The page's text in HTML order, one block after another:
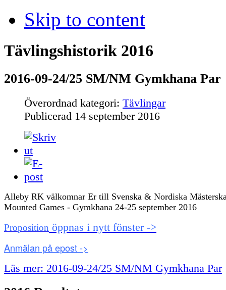
Skip to content
Tävlingshistorik 2016
2016-09-24/25 SM/NM Gymkhana Par
Överordnad kategori: Tävlingar
Publicerad 14 september 2016
Alleby RK välkomnar Er till Svenska & Nordiska
Mounted Games - Gymkhana 24-25 september 2016
Proposition öppnas i nytt fönster ->
Anmälan på epost ->
Läs mer: 2016-09-24/25 SM/NM Gymkhana Par